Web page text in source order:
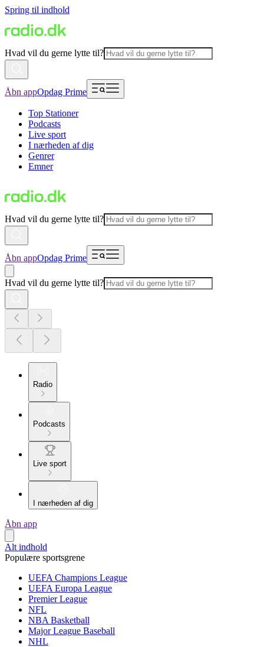
Spring til indhold
Hvad vil du gerne lytte til?
Åbn appOpdag Prime
Top Stationer
Podcasts
Live sport
I nærheden af dig
Genrer
Emner
Hvad vil du gerne lytte til?
Åbn appOpdag Prime
Hvad vil du gerne lytte til?
Radio
Podcasts
Live sport
I nærheden af dig
Åbn app
Alt indhold
Populære sportsgrene
UEFA Champions League
UEFA Europa League
Premier League
NFL
NBA Basketball
Major League Baseball
NHL